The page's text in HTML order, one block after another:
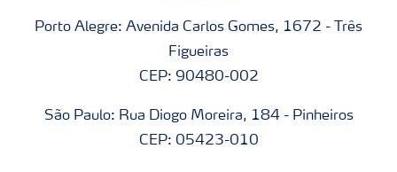
Porto Alegre: Avenida Carlos Gomes, 1672 - Três
Figueiras
CEP: 90480-002
São Paulo: Rua Diogo Moreira, 184 - Pinheiros
CEP: 05423-010